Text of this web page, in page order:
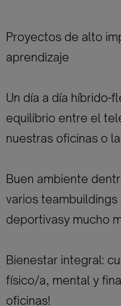
Proyectos de alto
aprendizaje
Un día a día híbrido-
equilibrio entre el
nuestras oficinas o
Buen ambiente
varios
deportivasy mucho
Bienestar integral:
físico/a, mental y
oficinas!